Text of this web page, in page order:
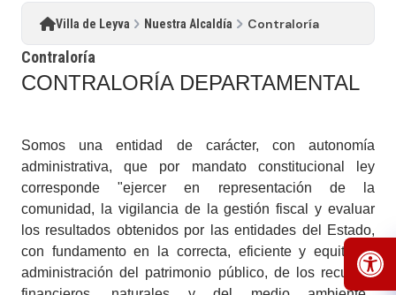
Villa de Leyva Nuestra Alcaldía Contraloría
Contraloría
CONTRALORÍA DEPARTAMENTAL
Somos una entidad de carácter, con autonomía
administrativa, que por mandato constitucional ley
corresponde "ejercer en representación de la
comunidad, la vigilancia de la gestión fiscal y evaluar
los resultados obtenidos por las entidades del Estado,
con fundamento en la correcta, eficiente y equitativa
administración del patrimonio público, de los recursos